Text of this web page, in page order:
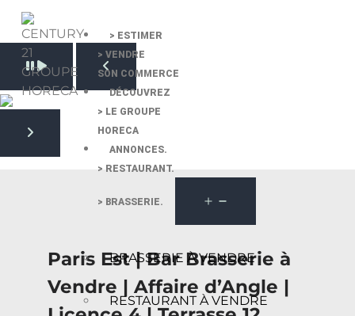
> ESTIMER
> VENDRE
SON COMMERCE
DÉCOUVREZ
> LE GROUPE
HORECA
ANNONCES.
> RESTAURANT.
> BRASSERIE.
BRASSERIE À VENDRE
RESTAURANT À VENDRE
Pause slide rotation
Resume slide rotation
Previous slide
Next slide
Paris Est | Bar Brasserie à
Vendre | Affaire d’Angle |